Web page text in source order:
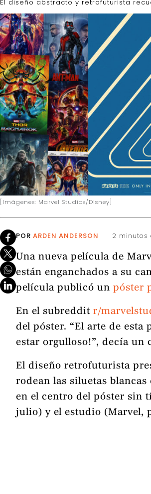
El diseño abstracto y retrofuturista
[Imágenes: Marvel Studios/Disney]
POR ARDEN ANDERSON 2 minutos
Una nueva película de
están enganchados a su
película publicó un póster
En el subreddit r/
del póster. “El arte de esta
estar orgulloso!”, decía un
El diseño retrofuturista
rodean las siluetas
en el centro del póster sin
julio) y el estudio (Marvel,